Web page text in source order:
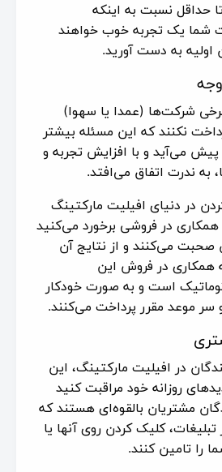
حداقل نسبت به اینکه
شما یک تجربه خوب خواهند
به دست آورید.
شرکت‌ها (عمدا یا سهوا)
نکنند که این مسئله بیشتر
پیش می‌آید و با افزایش تجربه و
به ندرت اتفاق می‌افتد.
در دنیای افیلیت مارکتینگ
همکاری در فروشی برخورد می‌کنید
صحبت می‌کنند و از نتایج آن
همکاری در فروش این
است و به صورت خودکار
سر موعد مقرر پرداخت می‌کنند.
در افیلیت مارکتینگ، این
روزانه خود مراقبت کنید
مشتریان بالقوه‌ای هستند که
تبلیغات، کلیک کردن روی آنها یا
را تامین کنند.